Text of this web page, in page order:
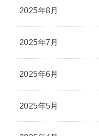
2025年8月
2025年7月
2025年6月
2025年5月